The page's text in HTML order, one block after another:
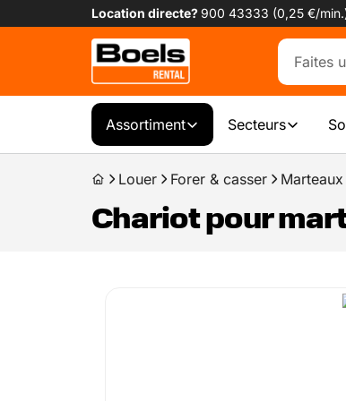
Location directe?900 43333 (0,25 €/
Assortiment Secteurs
Louer Forer & casser
Chariot pour